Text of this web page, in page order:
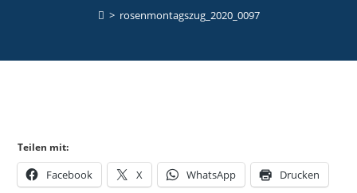
> rosenmontagszug_2020_0097
Teilen mit:
Facebook X WhatsApp Drucken